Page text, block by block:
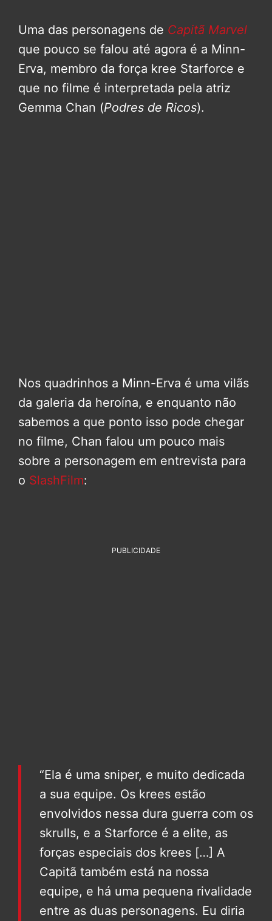
Uma das personagens de Capitã Marvel
que pouco se falou até agora é a Minn-
Erva, membro da força kree Starforce e
que no filme é interpretada pela atriz
Gemma Chan (Podres de Ricos).
Nos quadrinhos a Minn-Erva é uma vilãs
da galeria da heroína, e enquanto não
sabemos a que ponto isso pode chegar
no filme, Chan falou um pouco mais
sobre a personagem em entrevista para
o SlashFilm:
PUBLICIDADE
“Ela é uma sniper, e muito dedicada
a sua equipe. Os krees estão
envolvidos nessa dura guerra com os
skrulls, e a Starforce é a elite, as
forças especiais dos krees […] A
Capitã também está na nossa
equipe, e há uma pequena rivalidade
entre as duas personagens. Eu diria